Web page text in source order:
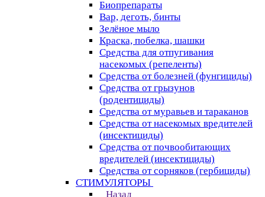
Биопрепараты
Вар, деготь, бинты
Зелёное мыло
Краска, побелка, шашки
Средства для отпугивания
насекомых (репеленты)
Средства от болезней (фунгициды)
Средства от грызунов
(родентициды)
Средства от муравьев и тараканов
Средства от насекомых вредителей
(инсектициды)
Средства от почвообитающих
вредителей (инсектициды)
Средства от сорняков (гербициды)
СТИМУЛЯТОРЫ
Назад